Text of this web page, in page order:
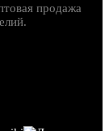
продажа